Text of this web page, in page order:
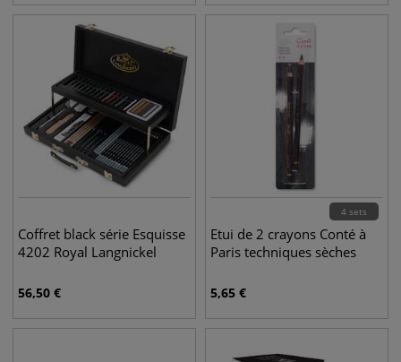
Coffret black série Esquisse
4202 Royal Langnickel
56,50 €
4 sets
Etui de 2 crayons Conté à
Paris techniques sèches
5,65 €